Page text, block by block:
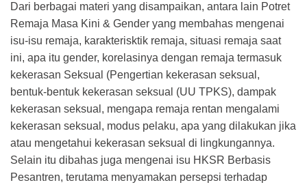
Dari berbagai materi yang disampaikan, antara lain Potret
Remaja Masa Kini & Gender yang membahas mengenai
isu-isu remaja, karakterisktik remaja, situasi remaja saat
ini, apa itu gender, korelasinya dengan remaja termasuk
kekerasan Seksual (Pengertian kekerasan seksual,
bentuk-bentuk kekerasan seksual (UU TPKS), dampak
kekerasan seksual, mengapa remaja rentan mengalami
kekerasan seksual, modus pelaku, apa yang dilakukan jika
atau mengetahui kekerasan seksual di lingkungannya.
Selain itu dibahas juga mengenai isu HKSR Berbasis
Pesantren, terutama menyamakan persepsi terhadap